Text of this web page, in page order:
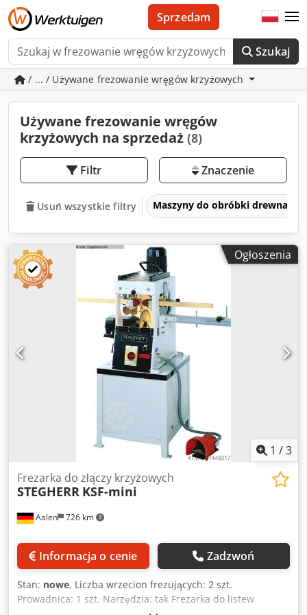
Szukaj
Sprzedam
/ ... / Używane frezowanie wręgów krzyżowych
Używane frezowanie wręgów
krzyżowych na sprzedaż (8)
Filtr Znaczenie
Usuń wszystkie filtry Maszyny do obróbki drewna
Ogłoszenia
1 /3
Aalen 726 km
Frezarka do złączy krzyżowych
STEGHERR KSF-mini
Informacja o cenie Zadzwoń
Stan: nowe, Liczba wrzecion frezujących: 2 szt.
Prowadnica: 1 szt. Narzędzia: tak Frezarka do listew